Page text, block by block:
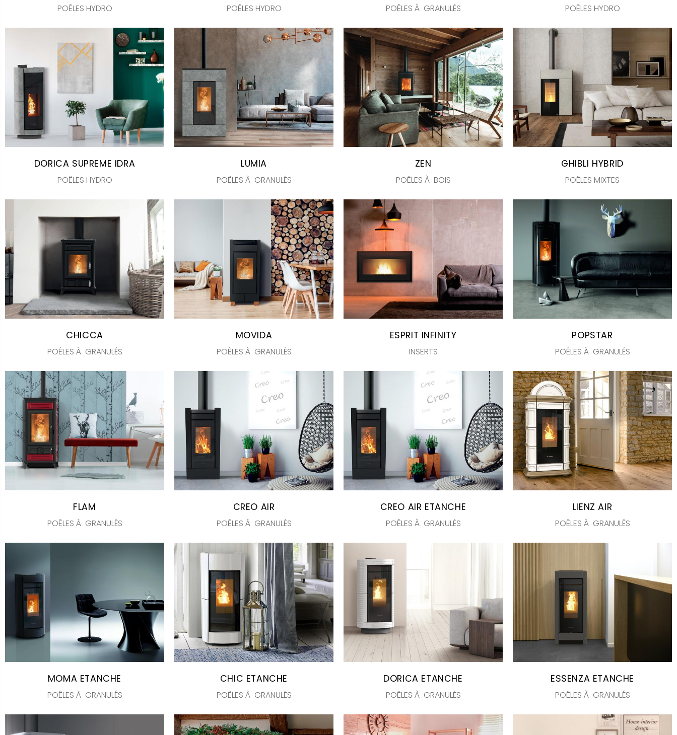
POÊLES HYDRO POÊLES HYDRO POÊLES À GRANULÉS POÊLES HYDRO
DORICA SUPREME IDRA
POÊLES HYDRO
LUMIA
POÊLES À GRANULÉS
ZEN
POÊLES À BOIS
GHIBLI HYBRID
POÊLES MIXTES
CHICCA
POÊLES À GRANULÉS
MOVIDA
POÊLES À GRANULÉS
ESPRIT INFINITY
INSERTS
POPSTAR
POÊLES À GRANULÉS
FLAM
POÊLES À GRANULÉS
CREO AIR
POÊLES À GRANULÉS
CREO AIR ETANCHE
POÊLES À GRANULÉS
LIENZ AIR
POÊLES À GRANULÉS
MOMA ETANCHE
POÊLES À GRANULÉS
CHIC ETANCHE
POÊLES À GRANULÉS
DORICA ETANCHE
POÊLES À GRANULÉS
ESSENZA ETANCHE
POÊLES À GRANULÉS